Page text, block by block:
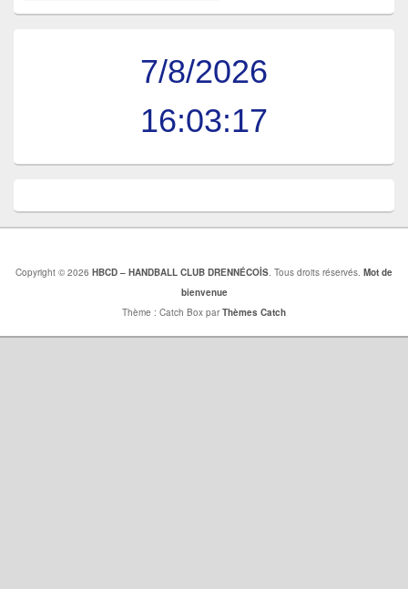
7/8/2026
16:03:18
Copyright © 2026 HBCD – HANDBALL CLUB DRENNÉCOİS. Tous droits réservés. Mot de
bienvenue
Thème : Catch Box parThèmes Catch